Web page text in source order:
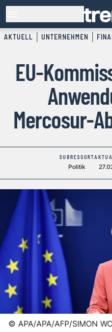
AKTUELL UNTERNEHMEN
EU-
Mercosur-
SUBRESSORT
Politik
© APA/APA/AFP/SIMON